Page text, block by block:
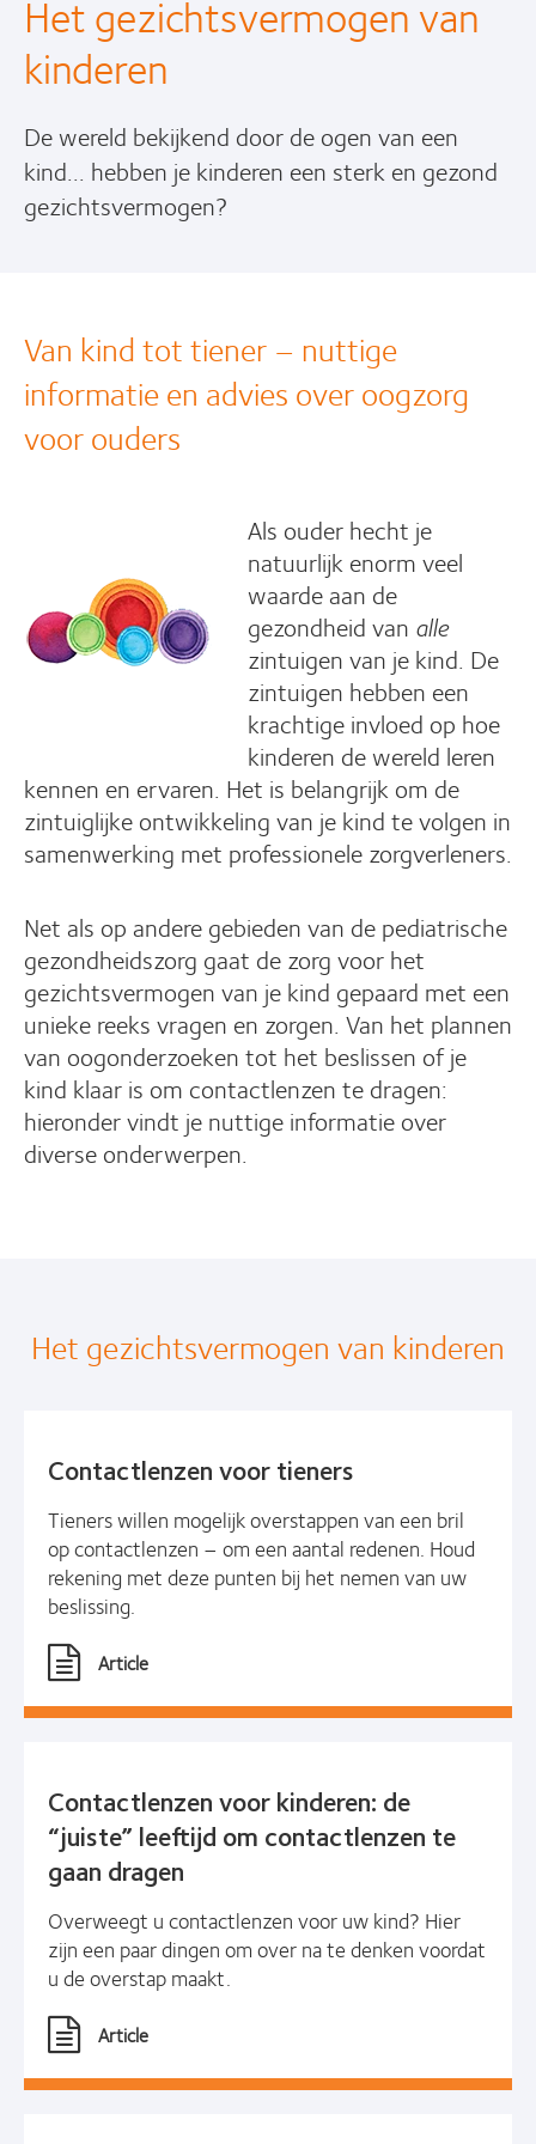
Het gezichtsvermogen van
kinderen
De wereld bekijkend door de ogen van een
kind... hebben je kinderen een sterk en gezond
gezichtsvermogen?
Van kind tot tiener – nuttige
informatie en advies over oogzorg
voor ouders
Als ouder hecht je
natuurlijk enorm veel
waarde aan de
gezondheid van alle
zintuigen van je kind. De
zintuigen hebben een
krachtige invloed op hoe
kinderen de wereld leren
kennen en ervaren. Het is belangrijk om de
zintuiglijke ontwikkeling van je kind te volgen in
samenwerking met professionele zorgverleners.
Net als op andere gebieden van de pediatrische
gezondheidszorg gaat de zorg voor het
gezichtsvermogen van je kind gepaard met een
unieke reeks vragen en zorgen. Van het plannen
van oogonderzoeken tot het beslissen of je
kind klaar is om contactlenzen te dragen:
hieronder vindt je nuttige informatie over
diverse onderwerpen.
Het gezichtsvermogen van kinderen
Contactlenzen voor tieners
Tieners willen mogelijk overstappen van een bril
op contactlenzen – om een aantal redenen. Houd
rekening met deze punten bij het nemen van uw
beslissing.
Article
Contactlenzen voor kinderen: de
“juiste” leeftijd om contactlenzen te
gaan dragen
Overweegt u contactlenzen voor uw kind? Hier
zijn een paar dingen om over na te denken voordat
u de overstap maakt.
Article